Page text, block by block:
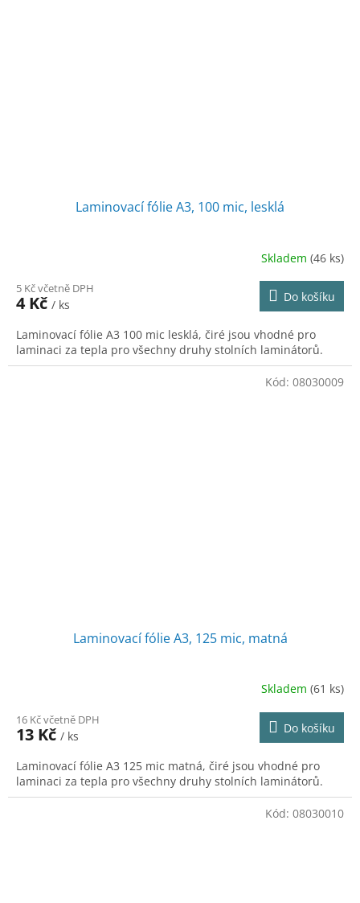
Laminovací fólie A3, 100 mic, lesklá
Skladem (46 ks)
5 Kč včetně DPH
4 Kč / ks
Do košíku
Laminovací fólie A3 100 mic lesklá, čiré jsou vhodné pro
laminaci za tepla pro všechny druhy stolních laminátorů.
Laminovací fólie A3, 125 mic, matná
Skladem (61 ks)
16 Kč včetně DPH
13 Kč / ks
Do košíku
Laminovací fólie A3 125 mic matná, čiré jsou vhodné pro
laminaci za tepla pro všechny druhy stolních laminátorů.
Kód: 08030009
Kód: 08030010